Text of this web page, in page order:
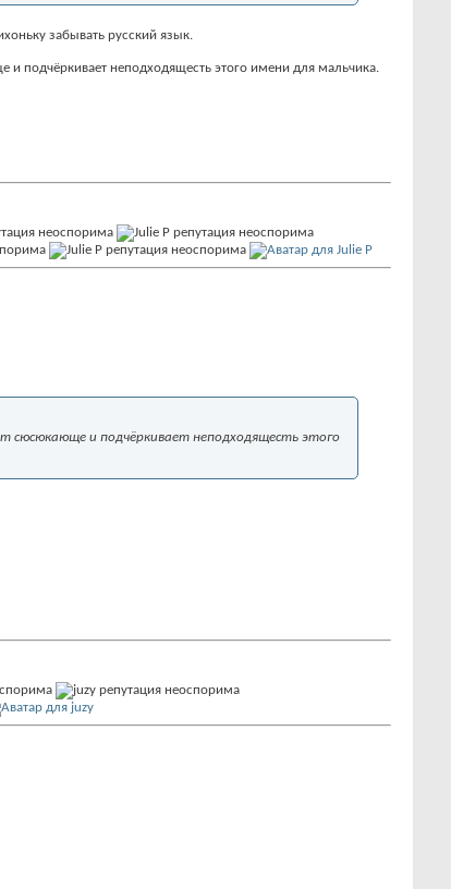
забывать русский язык.
и подчёркивает неподходящесть этого имени для мальчика.
сюсюкающе и подчёркивает неподходящесть этого